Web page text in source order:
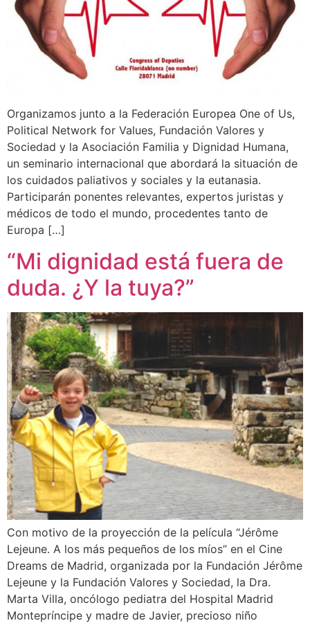
Organizamos junto a la Federación Europea One of Us,
Political Network for Values, Fundación Valores y
Sociedad y la Asociación Familia y Dignidad Humana,
un seminario internacional que abordará la situación de
los cuidados paliativos y sociales y la eutanasia.
Participarán ponentes relevantes, expertos juristas y
médicos de todo el mundo, procedentes tanto de
Europa […]
“Mi dignidad está fuera de
duda. ¿Y la tuya?”
Con motivo de la proyección de la película “Jérôme
Lejeune. A los más pequeños de los míos” en el Cine
Dreams de Madrid, organizada por la Fundación Jérôme
Lejeune y la Fundación Valores y Sociedad, la Dra.
Marta Villa, oncólogo pediatra del Hospital Madrid
Montepríncipe y madre de Javier, precioso niño